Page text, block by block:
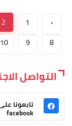
‹
1
2
8
9
10
التواصل
تابعونا
facebook